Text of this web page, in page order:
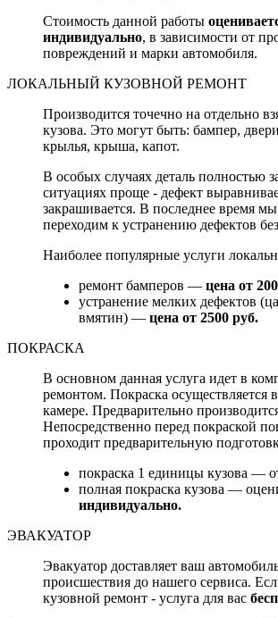
Стоимость данной работы
индивидуально, в зависимости от
повреждений и марки автомобиля.
ЛОКАЛЬНЫЙ КУЗОВНОЙ РЕМОНТ
Производится точечно на отдельно
кузова. Это могут быть: бампер,
крылья, крыша, капот.
В особых случаях деталь полностью
ситуациях проще - дефект
закрашивается. В последнее время
переходим к устранению дефектов
Наиболее популярные услуги
ремонт бамперов — цена от
устранение мелких дефектов
вмятин) — цена от 2500 руб.
ПОКРАСКА
В основном данная услуга идет в
ремонтом. Покраска осуществляется
камере. Предварительно
Непосредственно перед покраской
проходит предварительную
покраска 1 единицы кузова —
полная покраска кузова —
индивидуально.
ЭВАКУАТОР
Эвакуатор доставляет ваш
происшествия до нашего сервиса.
кузовной ремонт - услуга для вас